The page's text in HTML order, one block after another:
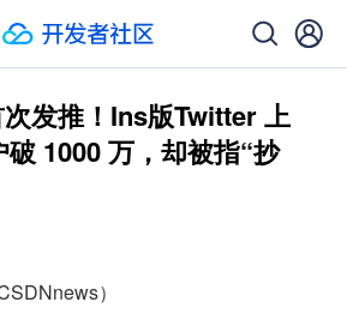
发推！Ins版Twitter 上
1000 万，却被指“抄
）